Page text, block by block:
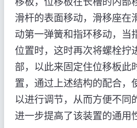
滑杆的表面移动，滑移座在
动第一弹簧和指环移动，当
位置时，这时再次将螺栓拧
部，以此来固定住位移板此
置，通过上述结构的配合，
以进行调节，从而方便不同
进一步提高了该装置的通用